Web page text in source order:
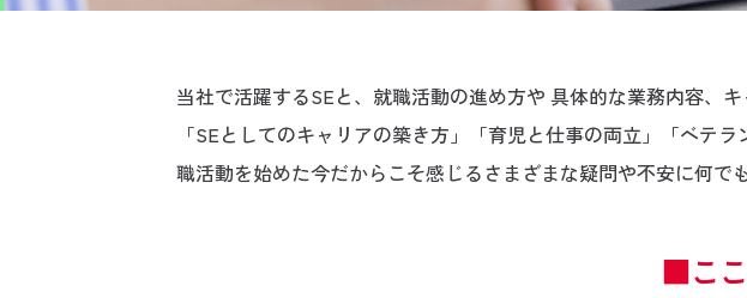
当社で活躍するSEと、就職活動の進め方や 具体的な業務内容、
「SEとしてのキャリアの築き方」「育児と仕事の両立」「ベテ
職活動を始めた今だからこそ感じるさまざまな疑問や不安に何で
■こ